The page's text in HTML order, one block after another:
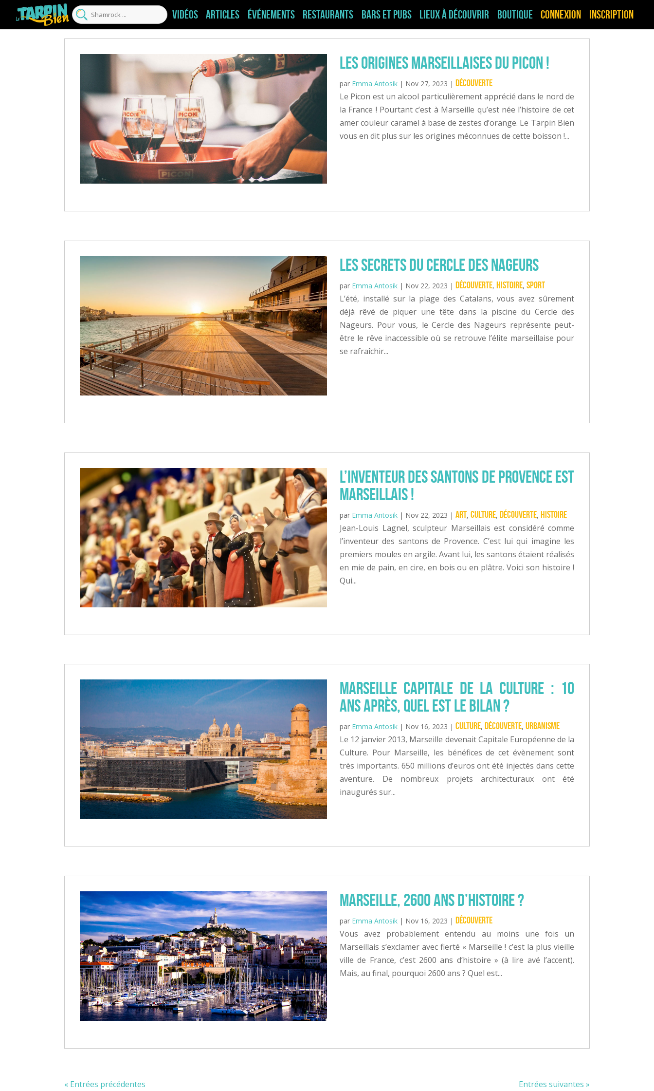
Vidéos Articles Événements Restaurants Bars et pubs Lieux à découvrir Boutique Connexion Inscription
Les origines Marseillaises du Picon !
par Emma Antosik | Nov 27, 2023 | Découverte
Le Picon est un alcool particulièrement apprécié dans le nord de
la France ! Pourtant c’est à Marseille qu’est née l’histoire de cet
amer couleur caramel à base de zestes d’orange. Le Tarpin Bien
vous en dit plus sur les origines méconnues de cette boisson !...
Les secrets du Cercle des Nageurs
par Emma Antosik | Nov 22, 2023 | Découverte, Histoire, Sport
L’été, installé sur la plage des Catalans, vous avez sûrement
déjà rêvé de piquer une tête dans la piscine du Cercle des
Nageurs. Pour vous, le Cercle des Nageurs représente peut-
être le rêve inaccessible où se retrouve l’élite marseillaise pour
se rafraîchir...
L’inventeur des santons de Provence est
Marseillais !
par Emma Antosik | Nov 22, 2023 | Art, Culture, Découverte, Histoire
Jean-Louis Lagnel, sculpteur Marseillais est considéré comme
l’inventeur des santons de Provence. C’est lui qui imagine les
premiers moules en argile. Avant lui, les santons étaient réalisés
en mie de pain, en cire, en bois ou en plâtre. Voici son histoire !
Qui...
Marseille capitale de la culture : 10
ans après, quel est le bilan ?
par Emma Antosik | Nov 16, 2023 | Culture, Découverte, Urbanisme
Le 12 janvier 2013, Marseille devenait Capitale Européenne de la
Culture. Pour Marseille, les bénéfices de cet évènement sont
très importants. 650 millions d’euros ont été injectés dans cette
aventure. De nombreux projets architecturaux ont été
inaugurés sur...
Marseille, 2600 ans d’histoire ?
par Emma Antosik | Nov 16, 2023 | Découverte
Vous avez probablement entendu au moins une fois un
Marseillais s’exclamer avec fierté « Marseille ! c’est la plus vieille
ville de France, c’est 2600 ans d’histoire » (à lire avé l’accent).
Mais, au final, pourquoi 2600 ans ? Quel est...
« Entrées précédentes Entrées suivantes »